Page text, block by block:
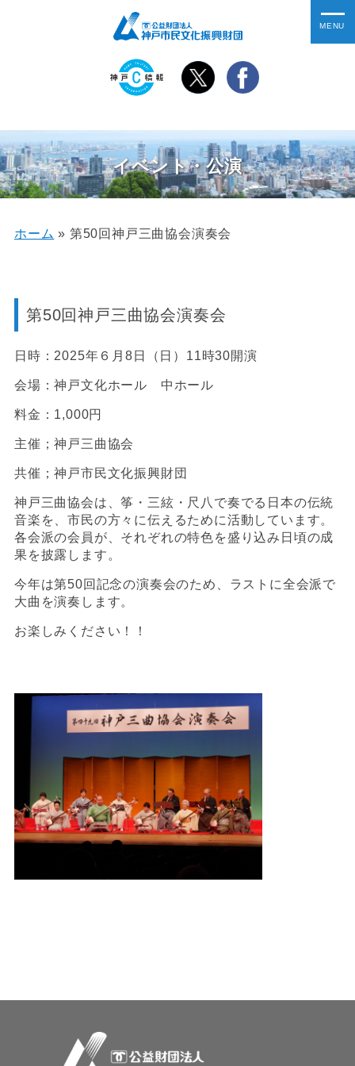
イベント・公演
ホーム » 第50回神戸三曲協会演奏会
第50回神戸三曲協会演奏会
日時：2025年６月8日（日）11時30開演
会場：神戸文化ホール 中ホール
料金：1,000円
主催；神戸三曲協会
共催；神戸市民文化振興財団
神戸三曲協会は、筝・三絃・尺八で奏でる日本の伝統
音楽を、市民の方々に伝えるために活動しています。
各会派の会員が、それぞれの特色を盛り込み日頃の成
果を披露します。
今年は第50回記念の演奏会のため、ラストに全会派で
大曲を演奏します。
お楽しみください！！